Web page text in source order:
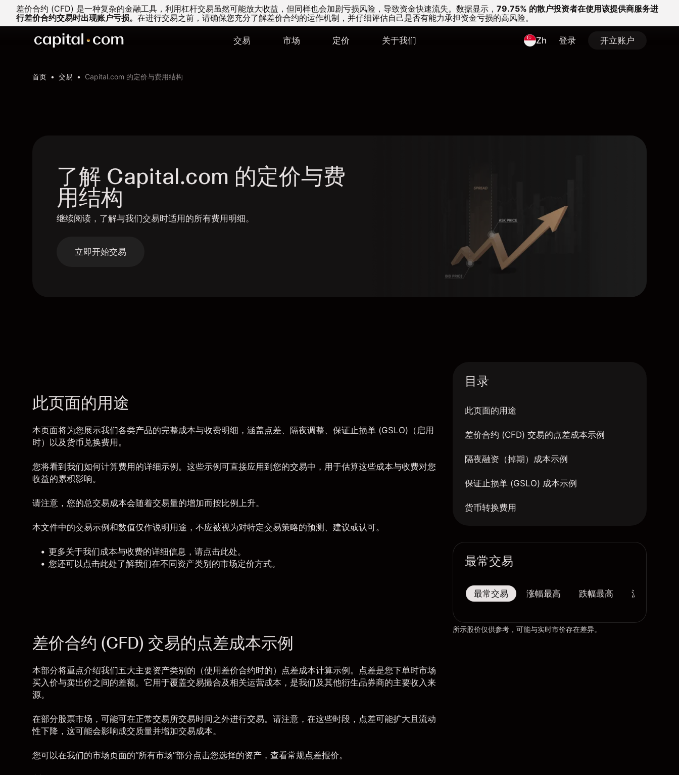
差价合约 (CFD) 是一种复杂的金融工具，利用杠杆交易虽然可能放大收益，但同样也会加剧亏损风险，导致资金快速流失。 数据显示， 79.75% 的散户投资者在使用该提供商服务进
行差价合约交易时出现账户亏损。 在进行交易之前，请确保您充分了解差价合约的运作机制，并仔细评估自己是否有能力承担资金亏损的高风险。
交易 市场 定价 关于我们 Zh 登录 开立账户
首页 交易 Capital.com 的定价与费用结构
了解 Capital.com 的定价与费
用结构
继续阅读，了解与我们交易时适用的所有费用明细。
立即开始交易
此页面的用途
本页面将为您展示我们各类产品的完整成本与收费明细，涵盖点差、隔夜调整、保证止损单 (GSLO)（启用
时）以及货币兑换费用。
您将看到我们如何计算费用的详细示例。这些示例可直接应用到您的交易中，用于估算这些成本与收费对您
收益的累积影响。
请注意，您的总交易成本会随着交易量的增加而按比例上升。
本文件中的交易示例和数值仅作说明用途，不应被视为对特定交易策略的预测、建议或认可。
更多关于我们成本与收费的详细信息，请点击此处。
您还可以点击此处了解我们在不同资产类别的市场定价方式。
差价合约 (CFD) 交易的点差成本示例
本部分将重点介绍我们五大主要资产类别的（使用差价合约时的）点差成本计算示例。点差是您下单时市场
买入价与卖出价之间的差额。它用于覆盖交易撮合及相关运营成本，是我们及其他衍生品券商的主要收入来
源。
在部分股票市场，可能可在正常交易所交易时间之外进行交易。请注意，在这些时段，点差可能扩大且流动
性下降，这可能会影响成交质量并增加交易成本。
您可以在我们的市场页面的“所有市场”部分点击您选择的资产，查看常规点差报价。
目录
此页面的用途
差价合约 (CFD) 交易的点差成本示例
隔夜融资（掉期）成本示例
保证止损单 (GSLO) 成本示例
货币转换费用
最常交易
最常交易 涨幅最高 跌幅最高 波幅最大
所示股价仅供参考，可能与实时市价存在差异。